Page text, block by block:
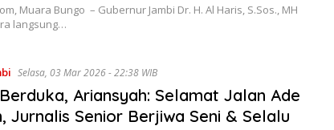
Muara Bungo – Gubernur Jambi Dr. H. Al Haris, S.Sos., MH
langsung…
Selasa, 03 Mar 2026 - 22:38 WIB
Ariansyah: Selamat Jalan Ade
Jurnalis Senior Berjiwa Seni & Selalu